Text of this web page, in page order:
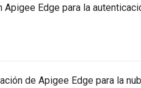
Edge para la
de Apigee Edge para la